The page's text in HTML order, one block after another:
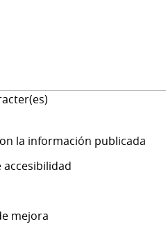
la información publicada
accesibilidad
mejora